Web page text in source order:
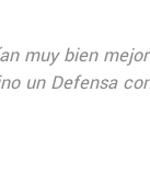
muy bien
un Defensa